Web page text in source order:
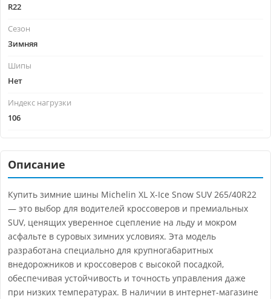
R22
Сезон
Зимняя
Шипы
Нет
Индекс нагрузки
106
Описание
Купить зимние шины Michelin XL X-Ice Snow SUV 265/40R22
— это выбор для водителей кроссоверов и премиальных
SUV, ценящих уверенное сцепление на льду и мокром
асфальте в суровых зимних условиях. Эта модель
разработана специально для крупногабаритных
внедорожников и кроссоверов с высокой посадкой,
обеспечивая устойчивость и точность управления даже
при низких температурах. В наличии в интернет-магазине